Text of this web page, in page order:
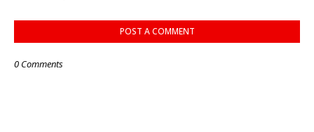
POST A COMMENT
0 Comments